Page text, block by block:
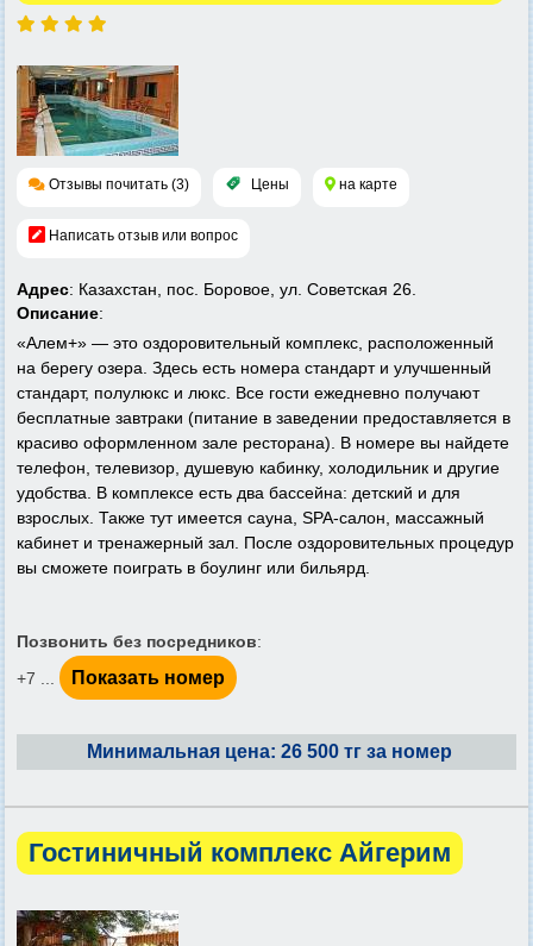
Отзывы почитать (3) Цены на карте
Написать отзыв или вопрос
Адрес: Казахстан, пос. Боровое, ул. Советская 26.
Описание:
«Алем+» — это оздоровительный комплекс, расположенный
на берегу озера. Здесь есть номера стандарт и улучшенный
стандарт, полулюкс и люкс. Все гости ежедневно получают
бесплатные завтраки (питание в заведении предоставляется в
красиво оформленном зале ресторана). В номере вы найдете
телефон, телевизор, душевую кабинку, холодильник и другие
удобства. В комплексе есть два бассейна: детский и для
взрослых. Также тут имеется сауна, SPA-салон, массажный
кабинет и тренажерный зал. После оздоровительных процедур
вы сможете поиграть в боулинг или бильярд.
Позвонить без посредников:
+7 ...
Показать номер
Минимальная цена: 26 500 тг за номер
Гостиничный комплекс Айгерим